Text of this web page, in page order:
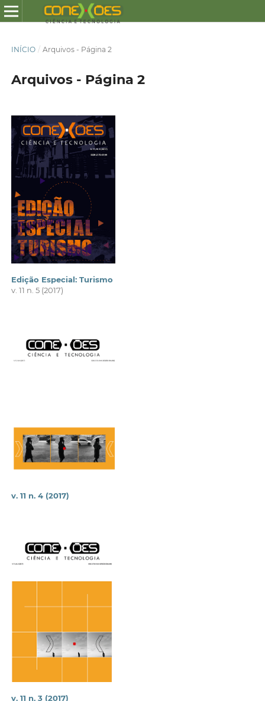
INÍCIO / Arquivos - Página 2
Arquivos - Página 2
Edição Especial: Turismo
v. 11 n. 5 (2017)
v. 11 n. 4 (2017)
v. 11 n. 3 (2017)